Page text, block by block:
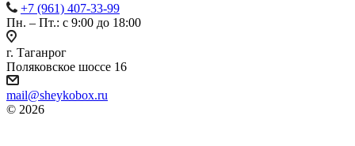
+7 (961) 407-33-99
Пн. – Пт.: с 9:00 до 18:00
г. Таганрог
Поляковское шоссе 16
mail@sheykobox.ru
© 2026